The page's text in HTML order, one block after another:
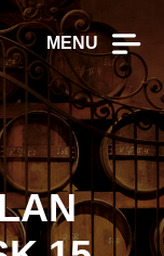
MENU